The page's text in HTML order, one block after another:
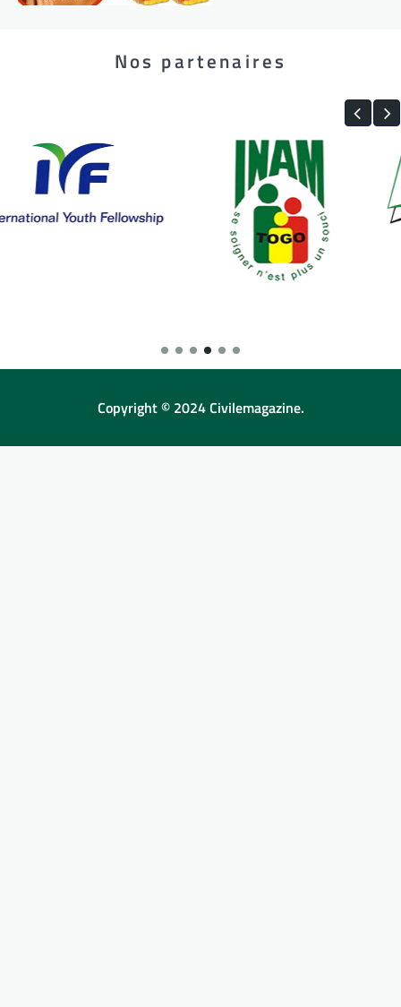
Nos partenaires
Copyright © 2024 Civilemagazine.